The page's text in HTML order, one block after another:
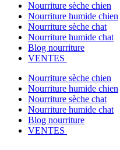
Nourriture sèche chien
Nourriture humide chien
Nourriture sèche chat
Nourriture humide chat
Blog nourriture
VENTES
Nourriture sèche chien
Nourriture humide chien
Nourriture sèche chat
Nourriture humide chat
Blog nourriture
VENTES